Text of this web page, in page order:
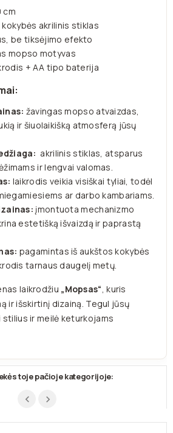
cm
akrilinis stiklas
be tiksėjimo efekto
mopso motyvas
+ AA tipo baterija
žavingas mopso atvaizdas,
ir šiuolaikišką atmosferą jūsų
akrilinis stiklas, atsparus
ir lengvai valomas.
laikrodis veikia visiškai tyliai, todėl
ar darbo kambariams.
įmontuota mechanizmo
estetišką išvaizdą ir paprastą
pagamintas iš aukštos kokybės
tarnaus daugelį metų.
laikrodžiu „Mopsas“, kuris
ir išskirtinį dizainą. Tegul jūsų
ir meilė keturkojams
toje pačioje kategorijoje: